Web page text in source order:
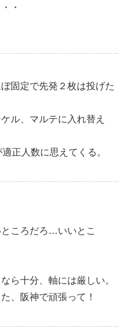
・
固定で先発２枚は投げた
ル、マルテに入れ替え
正人数に思えてくる。
ころだろ…いいとこ
ら十分、軸には厳しい。
、阪神で頑張って！